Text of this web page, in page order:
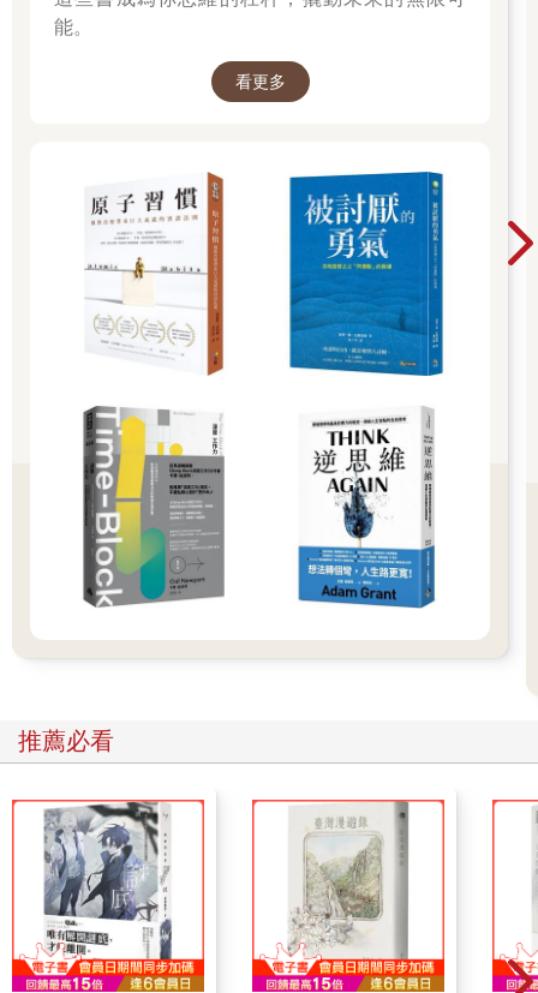
她母親纖細的身影、她那如天鵝般細長的脖子與她纖瘦的手臂，
飛了起來，這讓她滿心喜悅。蒙娜一度失明，然後又重見光明。
失明貫穿了她，就像一顆子彈穿透皮膚並從身體的另一側飛出
主宮醫院的眼科部門在做完一系列的檢查、提供診斷與處方之
前，是絕對不可能讓小女孩離開的。焦慮感確實稍稍壓下了，但
並沒有完全消散。一名護士指著醫院二樓的一個診間，接到家庭
醫師通知的小兒科醫師就在裡面。馮．奧斯特醫師是一名混血
兒，而且年紀輕輕頭就禿了。他那件寬大的白袍閃閃發亮，與牆
壁的病態慘綠色形成對比。他燦爛的笑容在臉上刻出許多快活的
小皺紋，讓他看起來很和善；但他也承擔了許多悲劇。他邁步向
蒙娜十歲了。她是獨生女，父母恩愛。母親卡蜜兒將近四十歲。
她不高，留著一頭凌亂的短髮，聲音殘留著些許郊區工人特有的
戲謔語調。她的先生曾說她的魅力在於她「略顯散漫」，但是她
有著強大的決心，在她身上，無政府狀態與權威不斷交織在一
起。她在一間派遣公司工作，是一名好員工，積極、勤勉。至少
早上是如此。到了下午，那又是另一回事了。志工工作讓她精疲
力竭，從孤獨老人到受虐動物，這所有的一切，都是值得投入
衫，是個忙碌的小舊貨商，尤其熱衷一九五?年代的美國文化：自
動點唱機、彈珠檯、海報……。這一切都源於他青少年時期收藏
的心型鑰匙圈，他擁有的數量驚人，但他不想賣掉，反正也沒人
對這些東西感興趣。隨著網路的發展，他那隱身在蒙特伊的店鋪
差點就要關門了。於是他發揮專業，也開設了一個網站，除了不
斷更新，還翻譯成英文。儘管他沒有什麼商業頭腦，但他靠著一
群忠實的收藏家，經常能逃過破產的命運。去年夏天，他修復了
一台葛特利柏於一九五五年出廠的「許願井」彈珠檯，從中賺進
高達一萬歐元。在經過數個月的斷糧之後，這筆交易來得正
好……，接著他又再次一無所有。有人告訴他，這就是危機。保
能。
看更多
推薦必看